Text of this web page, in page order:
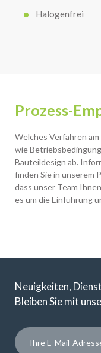
Halogenfrei
Prozess-
Welches Verfahren
wie
Bauteildesign ab.
finden Sie in unserem
dass unser Team
es um die Einführung
Neuigkeiten,
Bleiben Sie mit